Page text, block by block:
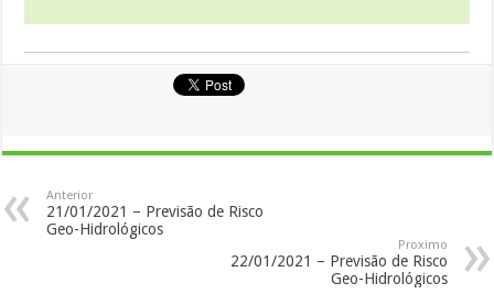
Anterior
21/01/2021 – Previsão de Risco
Geo-Hidrológicos
Proximo
22/01/2021 – Previsão de Risco
Geo-Hidrológicos